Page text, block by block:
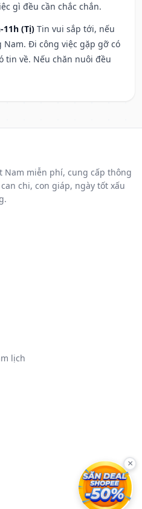
gì đều cần chắc chắn.
(Tị) Tin vui sắp tới, nếu
Đi công việc gặp gỡ có
tin về. Nếu chăn nuôi đều
Nam miễn phí, cung cấp thông
chi, con giáp, ngày tốt xấu
lịch
×